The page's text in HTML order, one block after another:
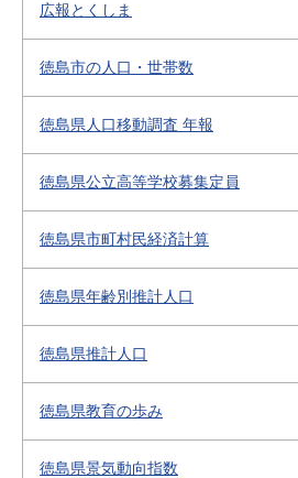
広報とくしま
徳島市の人口・世帯数
徳島県人口移動調査 年報
徳島県公立高等学校募集定員
徳島県市町村民経済計算
徳島県年齢別推計人口
徳島県推計人口
徳島県教育の歩み
徳島県景気動向指数